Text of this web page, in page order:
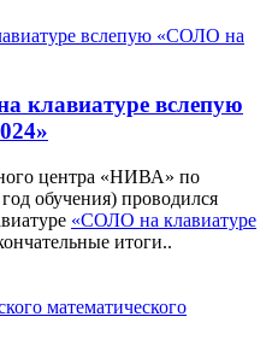
клавиатуре вслепую
центра «НИВА» по
обучения) проводился
«СОЛО на клавиатуре
итоги..